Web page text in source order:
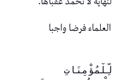
فرضا واجبا